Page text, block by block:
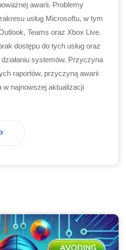
awarii. Problemy
usług Microsoftu, w tym
Teams oraz Xbox Live.
dostępu do tych usług oraz
systemów. Przyczyna
raportów, przyczyną awarii
w najnowszej aktualizacji